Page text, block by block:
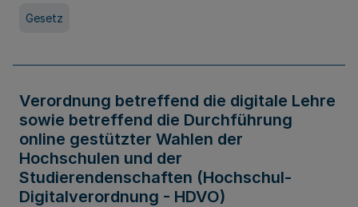
Gesetz
Verordnung betreffend die digitale Lehre
sowie betreffend die Durchführung
online gestützter Wahlen der
Hochschulen und der
Studierendenschaften (Hochschul-
Digitalverordnung - HDVO)